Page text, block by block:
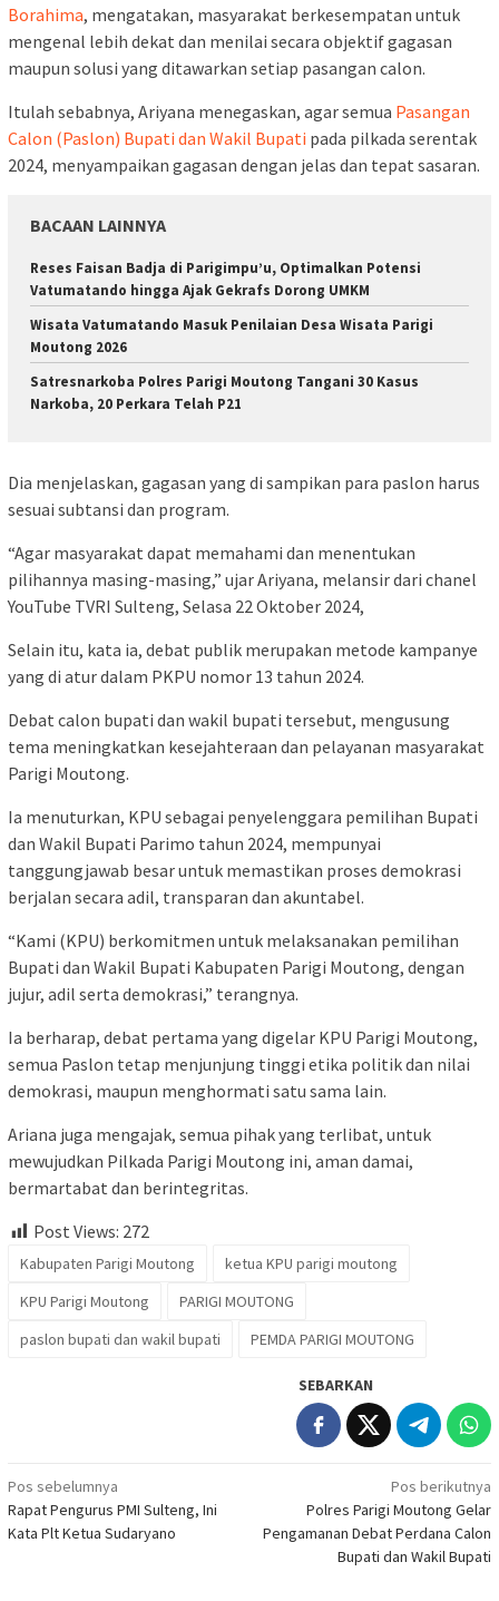
Borahima, mengatakan, masyarakat berkesempatan untuk
mengenal lebih dekat dan menilai secara objektif gagasan
maupun solusi yang ditawarkan setiap pasangan calon.
Itulah sebabnya, Ariyana menegaskan, agar semua Pasangan
Calon (Paslon) Bupati dan Wakil Bupati pada pilkada serentak
2024, menyampaikan gagasan dengan jelas dan tepat sasaran.
BACAAN LAINNYA
Reses Faisan Badja di Parigimpu’u, Optimalkan Potensi
Vatumatando hingga Ajak Gekrafs Dorong UMKM
Wisata Vatumatando Masuk Penilaian Desa Wisata Parigi
Moutong 2026
Satresnarkoba Polres Parigi Moutong Tangani 30 Kasus
Narkoba, 20 Perkara Telah P21
Dia menjelaskan, gagasan yang di sampikan para paslon harus
sesuai subtansi dan program.
“Agar masyarakat dapat memahami dan menentukan
pilihannya masing-masing,” ujar Ariyana, melansir dari chanel
YouTube TVRI Sulteng, Selasa 22 Oktober 2024,
Selain itu, kata ia, debat publik merupakan metode kampanye
yang di atur dalam PKPU nomor 13 tahun 2024.
Debat calon bupati dan wakil bupati tersebut, mengusung
tema meningkatkan kesejahteraan dan pelayanan masyarakat
Parigi Moutong.
Ia menuturkan, KPU sebagai penyelenggara pemilihan Bupati
dan Wakil Bupati Parimo tahun 2024, mempunyai
tanggungjawab besar untuk memastikan proses demokrasi
berjalan secara adil, transparan dan akuntabel.
“Kami (KPU) berkomitmen untuk melaksanakan pemilihan
Bupati dan Wakil Bupati Kabupaten Parigi Moutong, dengan
jujur, adil serta demokrasi,” terangnya.
Ia berharap, debat pertama yang digelar KPU Parigi Moutong,
semua Paslon tetap menjunjung tinggi etika politik dan nilai
demokrasi, maupun menghormati satu sama lain.
Ariana juga mengajak, semua pihak yang terlibat, untuk
mewujudkan Pilkada Parigi Moutong ini, aman damai,
bermartabat dan berintegritas.
Post Views: 272
Kabupaten Parigi Moutong
ketua KPU parigi moutong
KPU Parigi Moutong
PARIGI MOUTONG
paslon bupati dan wakil bupati
PEMDA PARIGI MOUTONG
SEBARKAN
Navigasi
pos
Pos sebelumnya
Rapat Pengurus PMI Sulteng, Ini
Kata Plt Ketua Sudaryano
Pos berikutnya
Polres Parigi Moutong Gelar
Pengamanan Debat Perdana Calon
Bupati dan Wakil Bupati